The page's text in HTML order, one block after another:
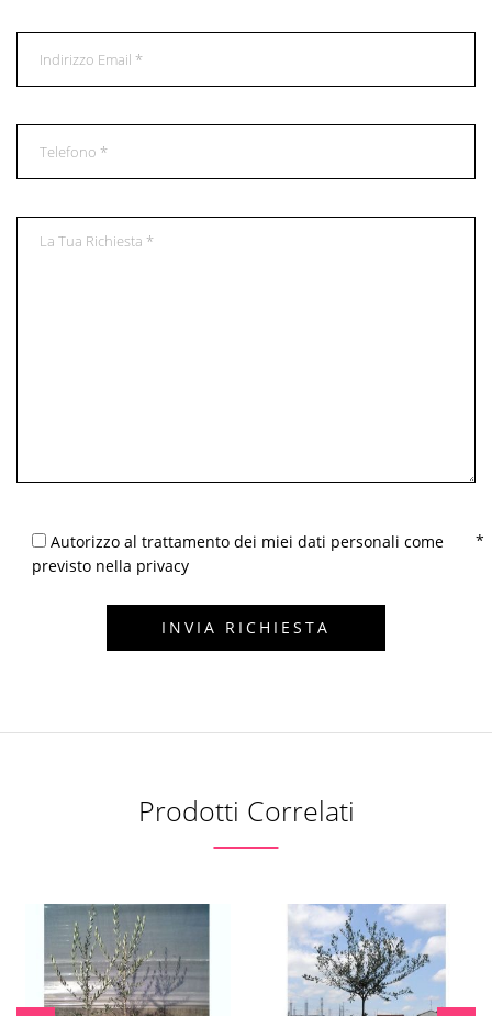
Autorizzo al trattamento dei miei dati personali come
previsto nella privacy
Prodotti Correlati